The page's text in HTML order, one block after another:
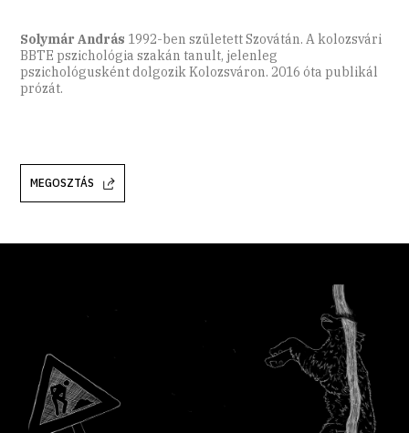
Solymár András 1992-ben született Szovátán. A kolozsvári
BBTE pszichológia szakán tanult, jelenleg
pszichológusként dolgozik Kolozsváron. 2016 óta publikál
prózát.
MEGOSZTÁS